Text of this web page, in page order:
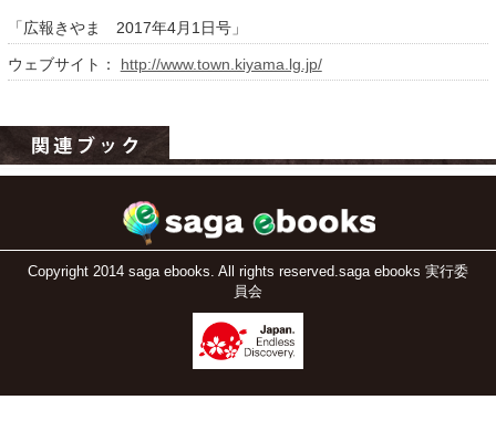
「広報きやま 2017年4月1日号」
ウェブサイト： http://www.town.kiyama.lg.jp/
Copyright 2014 saga ebooks. All rights reserved.saga ebooks 実行委
員会
saga ebooksとは
運営会社